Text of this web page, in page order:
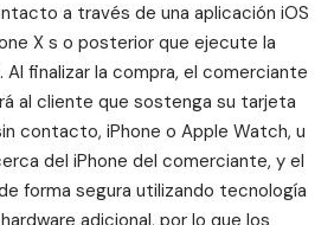
a través de una aplicación iOS
X s o posterior que ejecute la
Al finalizar la compra, el comerciante
al cliente que sostenga su tarjeta
contacto, iPhone o Apple Watch, u
del iPhone del comerciante, y el
forma segura utilizando tecnología
adicional, por lo que los